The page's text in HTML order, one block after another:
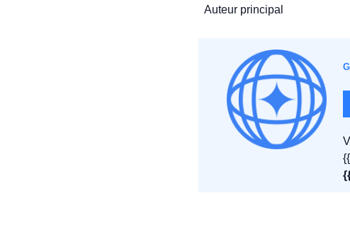
Auteur principal